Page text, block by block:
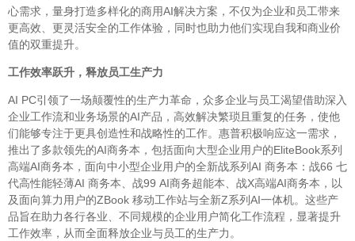
心需求，量身打造多样化的商用AI解决方案，不仅为企业和员工带来
更高效、更灵活安全的工作体验，同时也助力他们实现自我和商业价
值的双重提升。
工作效率跃升，释放员工生产力
AI PC引领了一场颠覆性的生产力革命，众多企业与员工渴望借助深入
企业工作流和业务场景的AI产品，高效解决繁琐且重复的任务，使他
们能够专注于更具创造性和战略性的工作。惠普积极响应这一需求，
推出了多款领先的AI商务本，包括面向大型企业用户的EliteBook系列
高端AI商务本，面向中小型企业用户的全新战系列AI 商务本：战66 七
代高性能轻薄AI 商务本、战99 AI商务超能本、战X高端AI商务本，以
及面向算力用户的ZBook 移动工作站与全新Z系列AI一体机。这些产
品旨在助力各行各业、不同规模的企业用户简化工作流程，显著提升
工作效率，从而全面释放企业与员工的生产力。